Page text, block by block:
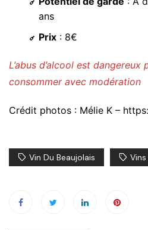
ans
Prix : 8€
L’abus d’alcool est dangereux
consommer avec modération
Crédit photos : Mélie K –
Vin Du Beaujolais